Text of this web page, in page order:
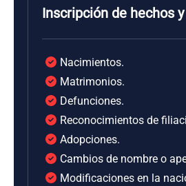
Inscripción de hechos
Nacimientos.
Matrimonios.
Defunciones.
Reconocimientos de
Adopciones.
Cambios de nombre o
Modificaciones en la